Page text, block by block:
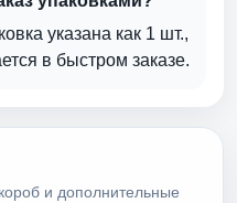
указана как 1 шт.,
в быстром заказе.
и дополнительные